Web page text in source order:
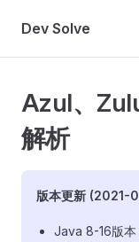
Skip to content
Dev Solve
Azul、
解析
版本更新 (2021-
Java 8-16版